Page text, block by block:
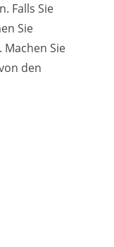
Falls Sie
Sie
Sie
den